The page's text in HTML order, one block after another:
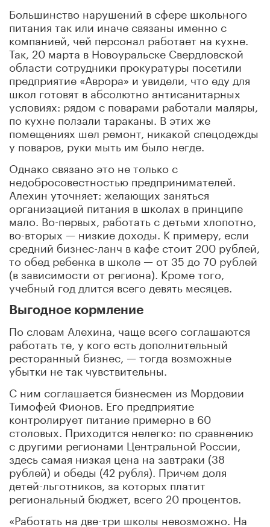
Большинство нарушений в сфере школьного
питания так или иначе связаны именно с
компанией, чей персонал работает на кухне.
Так, 20 марта в Новоуральске Свердловской
области сотрудники прокуратуры посетили
предприятие «Аврора» и увидели, что еду для
школ готовят в абсолютно антисанитарных
условиях: рядом с поварами работали маляры,
по кухне ползали тараканы. В этих же
помещениях шел ремонт, никакой спецодежды
у поваров, руки мыть им было негде.
Однако связано это не только с
недобросовестностью предпринимателей.
Алехин уточняет: желающих заняться
организацией питания в школах в принципе
мало. Во-первых, работать с детьми хлопотно,
во-вторых — низкие доходы. К примеру, если
средний бизнес-ланч в кафе стоит 200 рублей,
то обед ребенка в школе — от 35 до 70 рублей
(в зависимости от региона). Кроме того,
учебный год длится всего девять месяцев.
Выгодное кормление
По словам Алехина, чаще всего соглашаются
работать те, у кого есть дополнительный
ресторанный бизнес, — тогда возможные
убытки не так чувствительны.
С ним соглашается бизнесмен из Мордовии
Тимофей Фионов. Его предприятие
контролирует питание примерно в 60
столовых. Приходится нелегко: по сравнению
с другими регионами Центральной России,
здесь самая низкая цена на завтраки (38
рублей) и обеды (42 рубля). Причем доля
детей-льготников, за которых платит
региональный бюджет, всего 20 процентов.
«Работать на две-три школы невозможно. На